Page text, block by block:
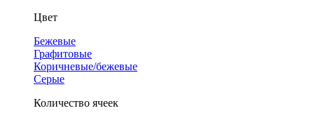
Цвет
Бежевые
Графитовые
Коричневые/бежевые
Серые
Количество ячеек